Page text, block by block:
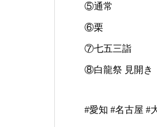
⑤通常
⑥栗
⑦七五三詣
⑧白龍祭 見開き
#愛知 #名古屋 #